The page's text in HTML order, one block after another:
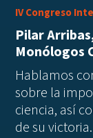
IV Congreso
Pilar
Monólogos
Hablamos
sobre la
ciencia, así
de su victoria.